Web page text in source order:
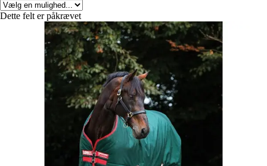
Dette felt er påkrævet